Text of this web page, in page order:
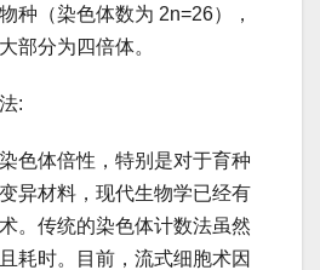
种（染色体数为 2n=26），
部分为四倍体。
:
色体倍性，特别是对于育种
异材料，现代生物学已经有
。传统的染色体计数法虽然
耗时。目前，流式细胞术因